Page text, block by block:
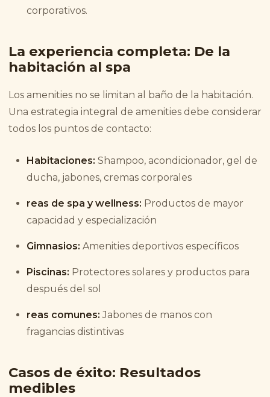
corporativos.
La experiencia completa: De la
habitación al spa
Los amenities no se limitan al baño de la habitación.
Una estrategia integral de amenities debe considerar
todos los puntos de contacto:
Habitaciones: Shampoo, acondicionador, gel de
ducha, jabones, cremas corporales
reas de spa y wellness: Productos de mayor
capacidad y especialización
Gimnasios: Amenities deportivos específicos
Piscinas: Protectores solares y productos para
después del sol
reas comunes: Jabones de manos con
fragancias distintivas
Casos de éxito: Resultados
medibles